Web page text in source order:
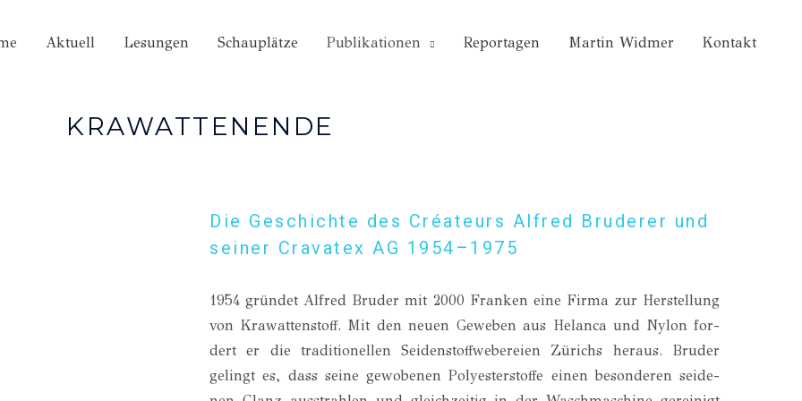
Aktuell Lesungen Schauplätze Publikationen Reportagen Martin Widmer Kontakt
KRAWATTENENDE
Die Geschichte des Créateurs Alfred Bruderer und
seiner Cravatex AG 1954–1975
1954 grün­det Alfred Bru­der mit 2000 Fran­ken eine Fir­ma zur Her­stel­lung
von Kra­wat­ten­stoff. Mit den neu­en Gewe­ben aus Hel­an­ca und Nylon for­
dert er die tra­di­tio­nel­len Sei­den­stoff­we­be­rei­en Zürichs her­aus. Bru­der
gelingt es, dass sei­ne gewo­be­nen Poly­es­ter­stof­fe einen beson­de­ren sei­de­